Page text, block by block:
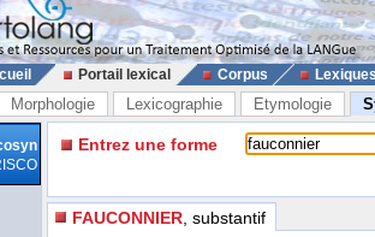
Portail lexical Corpus
Morphologie Lexicographie Etymologie
Entrez une forme
FAUCONNIER , substantif